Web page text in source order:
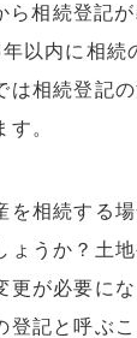
ら相続登記
以内に相続
は相続登記
。
を相続する
ょうか？土
更が必要に
登記と呼ぶ